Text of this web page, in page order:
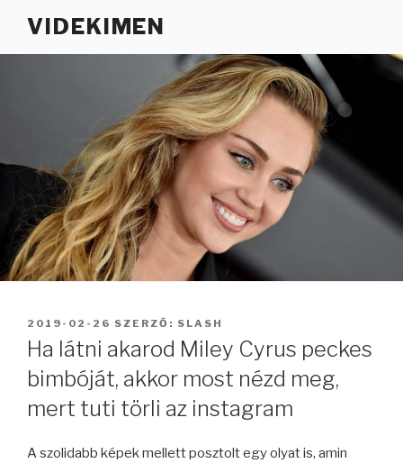
VIDEKIMEN
BEKÜLDVE:
2019-02-26 SZERZŐ: SLASH
Ha látni akarod Miley Cyrus peckes
bimbóját, akkor most nézd meg,
mert tuti törli az instagram
A szolidabb képek mellett posztolt egy olyat is, amin